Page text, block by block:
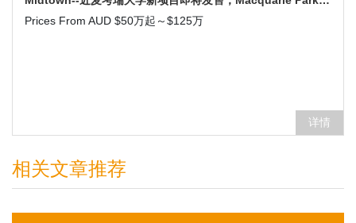
Prices From AUD $50万起～$125万
详情
相关文章推荐